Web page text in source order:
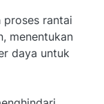
proses rantai
menentukan
daya untuk